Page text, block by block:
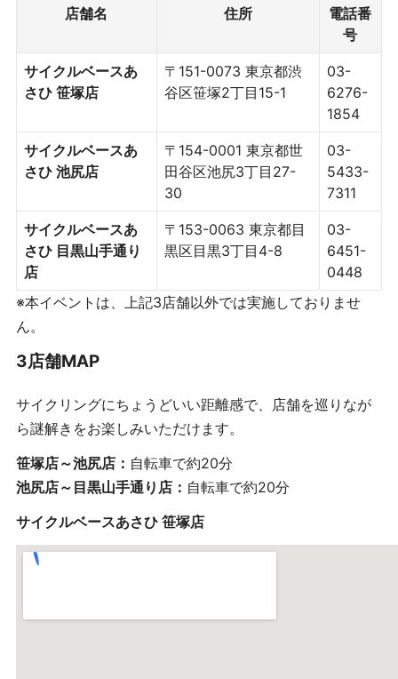
店舗名 住所
電話番
号
サイクルベースあ
さひ 笹塚店
〒151-0073 東京都渋
谷区笹塚2丁目15-1
03-
6276-
1854
サイクルベースあ
さひ 池尻店
〒154-0001 東京都世
田谷区池尻3丁目27-
30
03-
5433-
7311
サイクルベースあ
さひ 目黒山手通り
店
〒153-0063 東京都目
黒区目黒3丁目4-8
03-
6451-
0448
※本イベントは、上記3店舗以外では実施しておりませ
ん。
3店舗MAP
サイクリングにちょうどいい距離感で、店舗を巡りなが
ら謎解きをお楽しみいただけます。
笹塚店～池尻店： 自転車で約20分
池尻店～目黒山手通り店： 自転車で約20分
サイクルベースあさひ 笹塚店